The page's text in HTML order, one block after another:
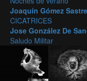
Joaquín Gómez Sastre
CICATRICES
Jose González De
Saludo Militar